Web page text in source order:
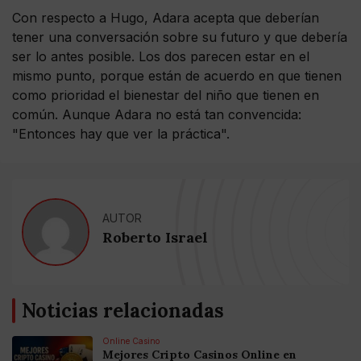
Con respecto a Hugo, Adara acepta que deberían
tener una conversación sobre su futuro y que debería
ser lo antes posible. Los dos parecen estar en el
mismo punto, porque están de acuerdo en que tienen
como prioridad el bienestar del niño que tienen en
común. Aunque Adara no está tan convencida:
"Entonces hay que ver la práctica".
AUTOR
Roberto Israel
Noticias relacionadas
Online Casino
Mejores Cripto Casinos Online en